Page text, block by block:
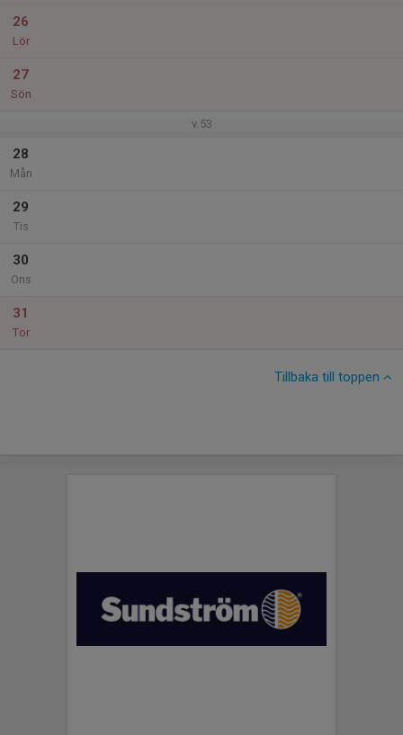
26
Lör
27
Sön
v.53
28
Mån
29
Tis
30
Ons
31
Tor
Tillbaka till toppen